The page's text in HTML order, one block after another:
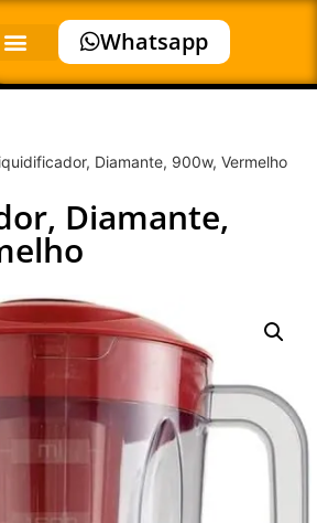
Whatsapp
Diamante, 900w, Vermelho
Diamante,